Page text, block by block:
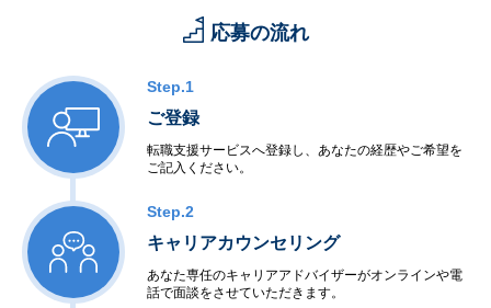
応募の流れ
Step.1
ご登録
転職支援サービスへ登録し、あなたの経歴やご希望を
ご記入ください。
Step.2
キャリアカウンセリング
あなた専任のキャリアアドバイザーがオンラインや電
話で面談をさせていただきます。